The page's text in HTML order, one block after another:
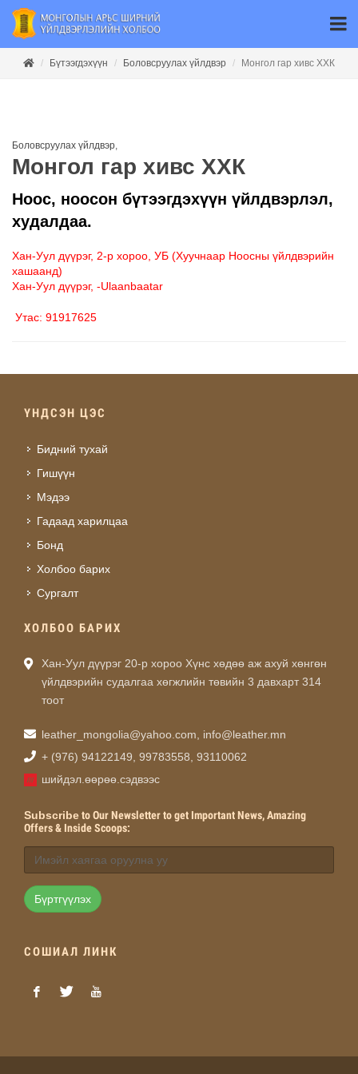
Бүтээгдэхүүн Боловсруулах үйлдвэр Монгол гар хивс ХХК
Боловсруулах үйлдвэр,
Монгол гар хивс ХХК
Ноос, ноосон бүтээгдэхүүн үйлдвэрлэл,
худалдаа.
Хан-Уул дүүрэг, 2-р хороо, УБ (Хуучнаар Ноосны үйлдвэрийн
хашаанд)
Хан-Уул дүүрэг, -Ulaanbaatar
Утас: 91917625
ҮНДСЭН ЦЭС
Бидний тухай
Гишүүн
Мэдээ
Гадаад харилцаа
Бонд
Холбоо барих
Сургалт
ХОЛБОО БАРИХ
Хан-Уул дүүрэг 20-р хороо Хүнс хөдөө аж ахуй хөнгөн
үйлдвэрийн судалгаа хөгжлийн төвийн 3 давхарт 314
тоот
leather_mongolia@yahoo.com
info@leather.mn
+ (976) 94122149, 99783558, 93110062
шийдэл.өөрөө.сэдвээс
Subscribeto Our Newsletter to get Important News, Amazing
Offers & Inside Scoops:
Бүртгүүлэх
СОШИАЛ ЛИНК